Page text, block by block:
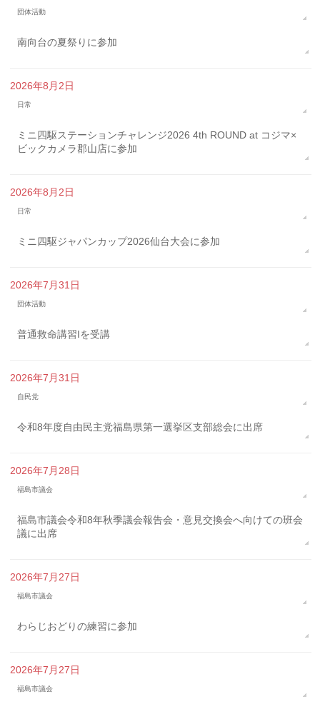
団体活動
南向台の夏祭りに参加
2026年8月2日
日常
ミニ四駆ステーションチャレンジ2026 4th ROUND at コジマ×
ビックカメラ郡山店に参加
2026年8月2日
日常
ミニ四駆ジャパンカップ2026仙台大会に参加
2026年7月31日
団体活動
普通救命講習Iを受講
2026年7月31日
自民党
令和8年度自由民主党福島県第一選挙区支部総会に出席
2026年7月28日
福島市議会
福島市議会令和8年秋季議会報告会・意見交換会へ向けての班会
議に出席
2026年7月27日
福島市議会
わらじおどりの練習に参加
2026年7月27日
福島市議会